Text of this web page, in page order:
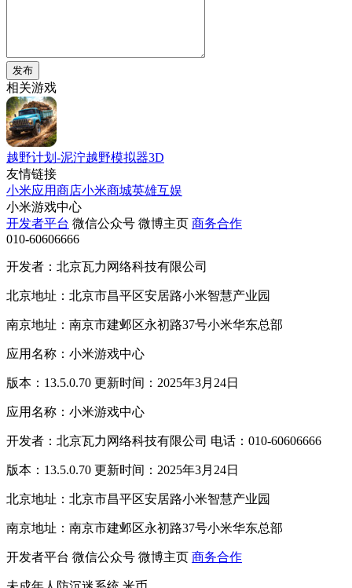
发布
相关游戏
越野计划-泥泞越野模拟器3D
友情链接
小米应用商店小米商城英雄互娱
小米游戏中心
开发者平台 微信公众号 微博主页 商务合作
010-60606666
开发者：北京瓦力网络科技有限公司
北京地址：北京市昌平区安居路小米智慧产业园
南京地址：南京市建邺区永初路37号小米华东总部
应用名称：小米游戏中心
版本：13.5.0.70 更新时间：2025年3月24日
应用名称：小米游戏中心
开发者：北京瓦力网络科技有限公司 电话：010-60606666
版本：13.5.0.70 更新时间：2025年3月24日
北京地址：北京市昌平区安居路小米智慧产业园
南京地址：南京市建邺区永初路37号小米华东总部
开发者平台 微信公众号 微博主页 商务合作